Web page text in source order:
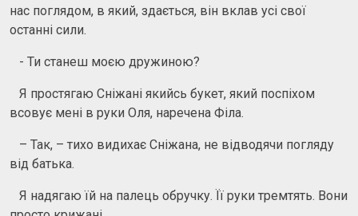
нас поглядом, в який, здається, він вклав усі свої
останні сили.
- Ти станеш моєю дружиною?
Я простягаю Сніжані якийсь букет, який поспіхом
всовує мені в руки Оля, наречена Філа.
– Так, – тихо видихає Сніжана, не відводячи погляду
від батька.
Я надягаю їй на палець обручку. Її руки тремтять. Вони